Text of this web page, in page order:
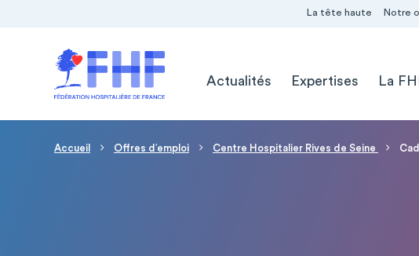
La tête haute Notre
Actualités
Expertises La
Fil d'Ariane
Accueil Offres d′emploi Centre Hospitalier Rives de Seine